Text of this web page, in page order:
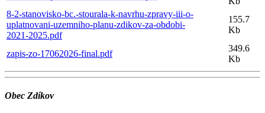
8-2-stanovisko-bc.-stourala-k-navrhu-zpravy-iii-o-
uplatnovani-uzemniho-planu-zdikov-za-obdobi-
2021-2025.pdf
155.7
Kb
zapis-zo-17062026-final.pdf
349.6
Kb
Obec Zdíkov